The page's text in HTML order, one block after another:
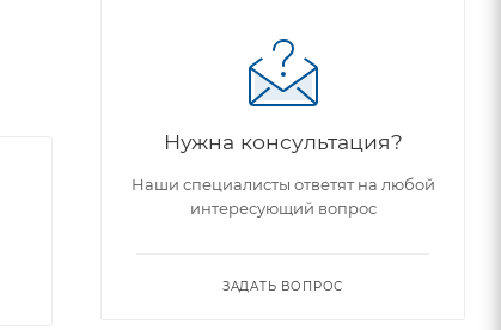
Нужна консультация?
Наши специалисты ответят на любой
интересующий вопрос
ЗАДАТЬ ВОПРОС